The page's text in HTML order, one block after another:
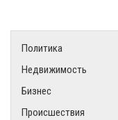
Политика
Недвижимость
Бизнес
Происшествия